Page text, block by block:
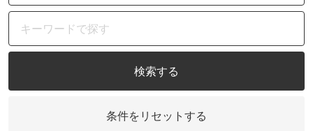
検索する
条件をリセットする